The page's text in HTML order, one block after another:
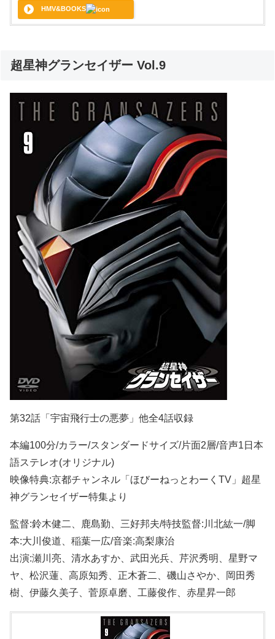
HMV&BOOKS
超星神グランセイザー Vol.9
第32話「宇宙飛行士の悪夢」他全4話収録
本編100分/カラー/スタンダードサイズ/片面2層/音声1日本
語ステレオ(オリジナル)
映像特典:京都チャンネル「ほびーねっとわーくTV」超星
神グランセイザー特集より
監督:鈴木健二、鹿島勤、三好邦夫/特技監督:川北紘一/脚
本:大川俊道、稲葉一広/音楽:高梨康治
出演:瀬川亮、清水あすか、武田光兵、芹沢秀明、星野マ
ヤ、松沢蓮、高原知秀、正木蒼二、磯山さやか、岡田秀
樹、伊藤久美子、菅原卓磨、工藤俊作、赤星昇一郎